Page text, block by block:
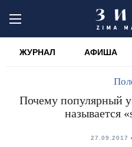
ЖУРНАЛ АФИША
Почему популярный у
называется
27.09.2017